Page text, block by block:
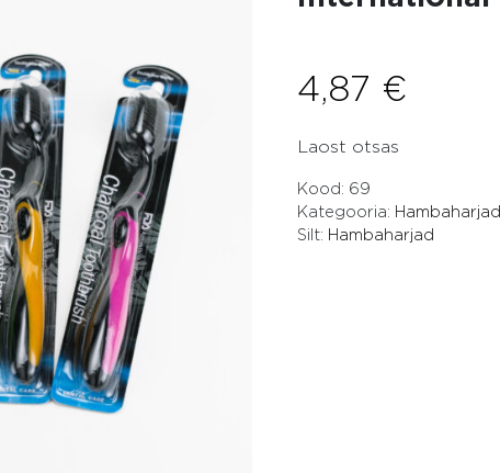
4,87 €
Laost otsas
Kood: 69
Kategooria:
Silt: Hambaharjad